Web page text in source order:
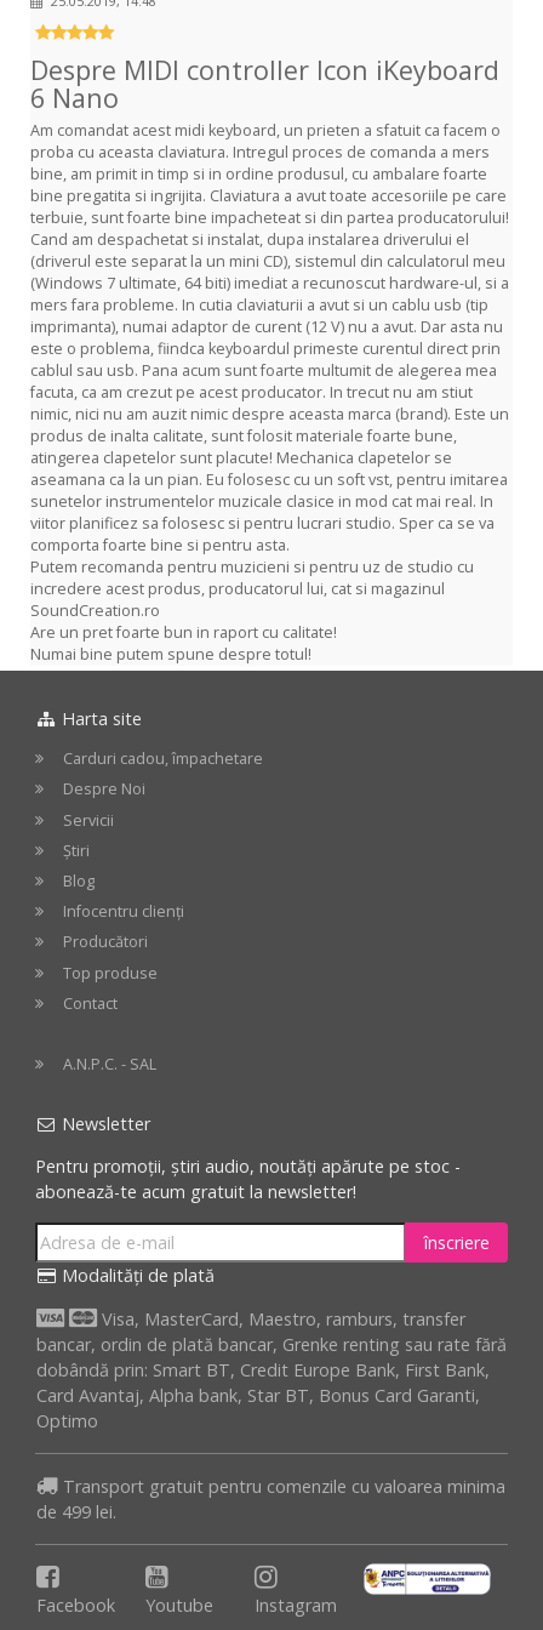
Despre MIDI controller Icon iKeyboard
6 Nano
Am comandat acest midi keyboard, un prieten a sfatuit ca facem o
proba cu aceasta claviatura. Intregul proces de comanda a mers
bine, am primit in timp si in ordine produsul, cu ambalare foarte
bine pregatita si ingrijita. Claviatura a avut toate accesoriile pe care
terbuie, sunt foarte bine impacheteat si din partea producatorului!
Cand am despachetat si instalat, dupa instalarea driverului el
(driverul este separat la un mini CD), sistemul din calculatorul meu
(Windows 7 ultimate, 64 biti) imediat a recunoscut hardware-ul, si a
mers fara probleme. In cutia claviaturii a avut si un cablu usb (tip
imprimanta), numai adaptor de curent (12 V) nu a avut. Dar asta nu
este o problema, fiindca keyboardul primeste curentul direct prin
cablul sau usb. Pana acum sunt foarte multumit de alegerea mea
facuta, ca am crezut pe acest producator. In trecut nu am stiut
nimic, nici nu am auzit nimic despre aceasta marca (brand). Este un
produs de inalta calitate, sunt folosit materiale foarte bune,
atingerea clapetelor sunt placute! Mechanica clapetelor se
aseamana ca la un pian. Eu folosesc cu un soft vst, pentru imitarea
sunetelor instrumentelor muzicale clasice in mod cat mai real. In
viitor planificez sa folosesc si pentru lucrari studio. Sper ca se va
comporta foarte bine si pentru asta.
Putem recomanda pentru muzicieni si pentru uz de studio cu
incredere acest produs, producatorul lui, cat si magazinul
SoundCreation.ro
Are un pret foarte bun in raport cu calitate!
Numai bine putem spune despre totul!
Harta site
Carduri cadou, împachetare
Despre Noi
Servicii
Știri
Blog
Infocentru clienți
Producători
Top produse
Contact
A.N.P.C. - SAL
Newsletter
Pentru promoții, știri audio, noutăți apărute pe stoc -
abonează-te acum gratuit la newsletter!
înscriere
Modalități de plată
Visa, MasterCard, Maestro, ramburs, transfer
bancar, ordin de plată bancar, Grenke renting sau rate fără
dobândă prin: Smart BT, Credit Europe Bank, First Bank,
Card Avantaj, Alpha bank, Star BT, Bonus Card Garanti,
Optimo
Transport gratuit pentru comenzile cu valoarea minima
de 499 lei.
Facebook Youtube Instagram